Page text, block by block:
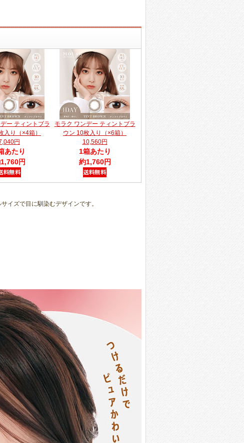
ー ティントブラ
入り（×4箱）
円
あたり
円
モラク ワンデー ティントブラ
ウン 10枚入り（×6箱）
10,560円
1箱あたり
約1,760円
イズで目に馴染むデザインです。